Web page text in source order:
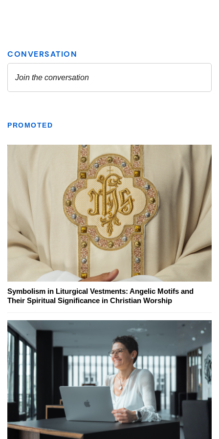
PROMOTED
Symbolism in Liturgical Vestments: Angelic Motifs and
Their Spiritual Significance in Christian Worship